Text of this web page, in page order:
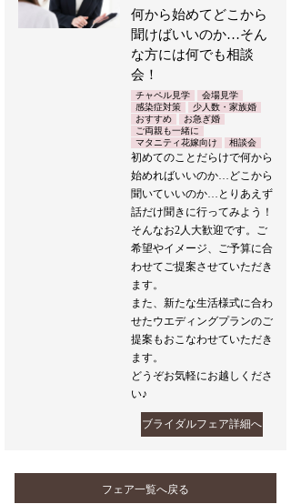
何から始めてどこから
聞けばいいのか…そん
な方には何でも相談
会！
チャペル見学
会場見学
感染症対策
少人数・家族婚
おすすめ
お急ぎ婚
ご両親も一緒に
マタニティ花嫁向け
相談会
初めてのことだらけで何から
始めればいいのか…どこから
聞いていいのか…とりあえず
話だけ聞きに行ってみよう！
そんなお2人大歓迎です。ご
希望やイメージ、ご予算に合
わせてご提案させていただき
ます。
また、新たな生活様式に合わ
せたウエディングプランのご
提案もおこなわせていただき
ます。
どうぞお気軽にお越しくださ
い♪
ブライダルフェア詳細へ
フェア一覧へ戻る